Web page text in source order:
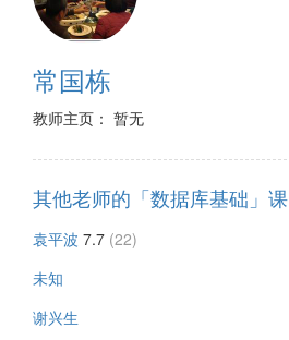
常国栋
教师主页： 暂无
其他老师的「数据库基础」课
袁平波 7.7 (22)
未知
谢兴生